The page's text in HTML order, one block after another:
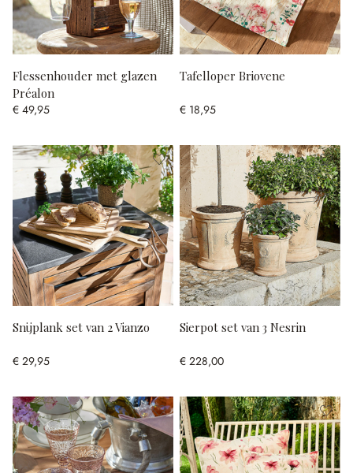
Flessenhouder met glazen
Préalon
€ 49,95
Tafelloper Briovene
€ 18,95
Snijplank set van 2 Vianzo
€ 29,95
Sierpot set van 3 Nesrin
€ 228,00